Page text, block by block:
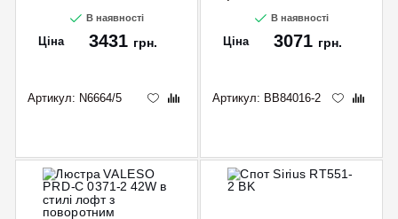
В наявності
Ціна 3431 грн.
Артикул: N6664/5
В наявності
Ціна 3071 грн.
Артикул: BB84016-2